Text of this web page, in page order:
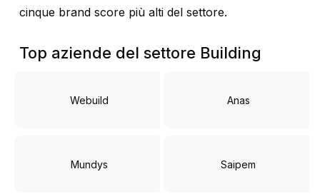
cinque brand score più alti del settore.
Top aziende del settore Building
Webuild Anas
Mundys Saipem